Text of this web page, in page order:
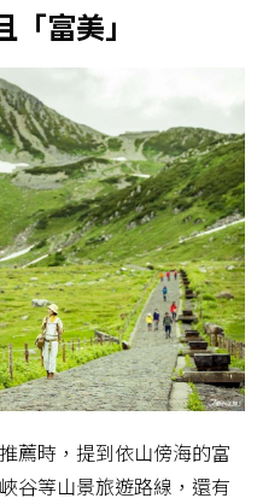
富美」
薦時，提到依山傍海的富
谷等山景旅遊路線，還有